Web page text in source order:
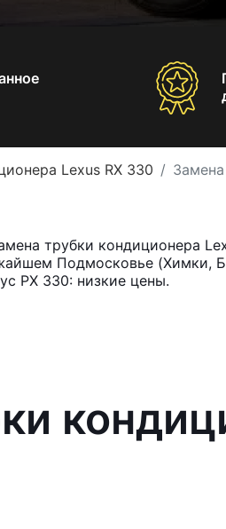
Lexus RX 330
трубки кондиционера
Подмосковье (Химки,
РХ 330: низкие цены.